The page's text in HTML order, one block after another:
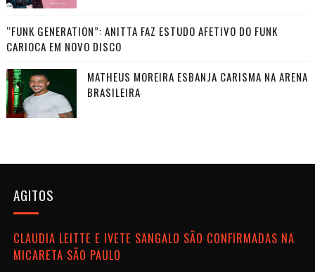
“FUNK GENERATION”: ANITTA FAZ ESTUDO AFETIVO DO FUNK
CARIOCA EM NOVO DISCO
MATHEUS MOREIRA ESBANJA CARISMA NA ARENA
BRASILEIRA
AGITOS
CLAUDIA LEITTE E IVETE SANGALO SÃO CONFIRMADAS NA
MICARETA SÃO PAULO